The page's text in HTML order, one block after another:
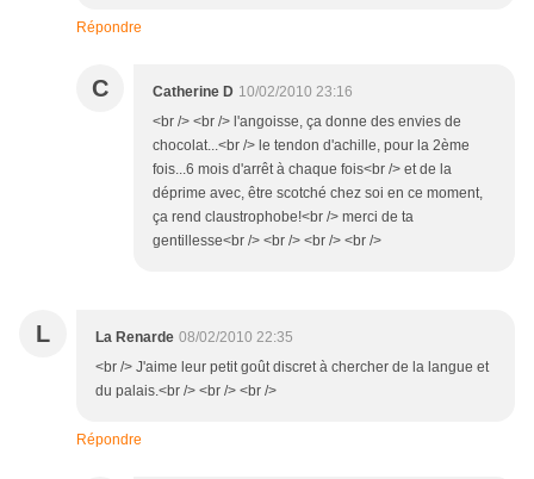
Répondre
C Catherine D 10/02/2010 23:16
<br /> <br /> l'angoisse, ça donne des envies de
chocolat...<br /> le tendon d'achille, pour la 2ème
fois...6 mois d'arrêt à chaque fois<br /> et de la
déprime avec, être scotché chez soi en ce moment,
ça rend claustrophobe!<br /> merci de ta
gentillesse<br /> <br /> <br /> <br />
L La Renarde 08/02/2010 22:35
<br /> J'aime leur petit goût discret à chercher de la langue et
du palais.<br /> <br /> <br />
Répondre